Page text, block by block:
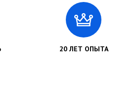
20 ЛЕТ ОПЫТА